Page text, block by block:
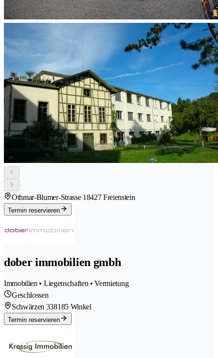
Othmar-Blumer-Strasse 18427 Freienstein
Termin reservieren
dober immobilien gmbh
Immobilien • Liegenschaften • Vermietung
Geschlossen
Schwärzen 338185 Winkel
Termin reservieren